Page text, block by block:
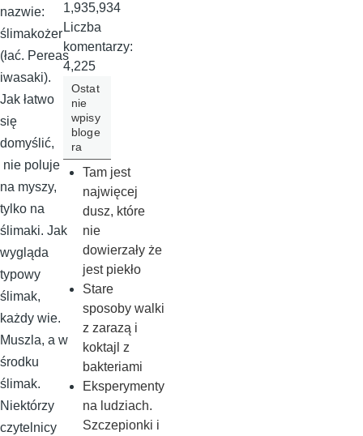
nazwie:
ślimakożer
(łać. Pereas
iwasaki).
Jak łatwo
się
domyślić,
nie poluje
na myszy,
tylko na
ślimaki. Jak
wygląda
typowy
ślimak,
każdy wie.
Muszla, a w
środku
ślimak.
Niektórzy
czytelnicy
1,935,934
Liczba
komentarzy:
4,225
Ostat
nie
wpisy
bloge
ra
Tam jest
najwięcej
dusz, które
nie
dowierzały że
jest piekło
Stare
sposoby walki
z zarazą i
koktajl z
bakteriami
Eksperymenty
na ludziach.
Szczepionki i